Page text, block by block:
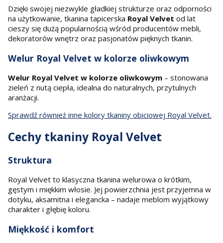
Dzięki swojej niezwykle gładkiej strukturze oraz odporności
na użytkowanie, tkanina tapicerska Royal Velvet od lat
cieszy się dużą popularnością wśród producentów mebli,
dekoratorów wnętrz oraz pasjonatów pięknych tkanin.
Welur Royal Velvet w kolorze oliwkowym
Welur Royal Velvet w kolorze oliwkowym – stonowana
zieleń z nutą ciepła, idealna do naturalnych, przytulnych
aranżacji.
Sprawdź również inne kolory tkaniny obiciowej Royal Velvet.
Cechy tkaniny Royal Velvet
Struktura
Royal Velvet to klasyczna tkanina welurowa o krótkim,
gęstym i miękkim włosie. Jej powierzchnia jest przyjemna w
dotyku, aksamitna i elegancka – nadaje meblom wyjątkowy
charakter i głębię koloru.
Miękkość i komfort